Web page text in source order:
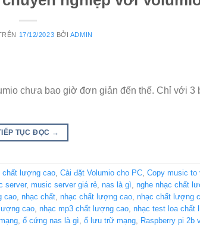
17/12/2023 BỞI ADMIN
chưa bao giờ đơn giản đến thế. Chỉ với
TỤC ĐỌC →
chất lượng cao, Cài đặt Volumio cho PC, Copy music to
server, music server giá rẻ, nas là gì, nghe nhạc chất
cao, nhạc chất, nhạc chất lượng cao, nhạc chất lượng
cao, nhạc mp3 chất lượng cao, nhạc test loa chất
, ổ cứng nas là gì, ổ lưu trữ mạng, Raspberry pi 2b